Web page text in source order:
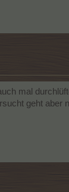
mal
geht aber